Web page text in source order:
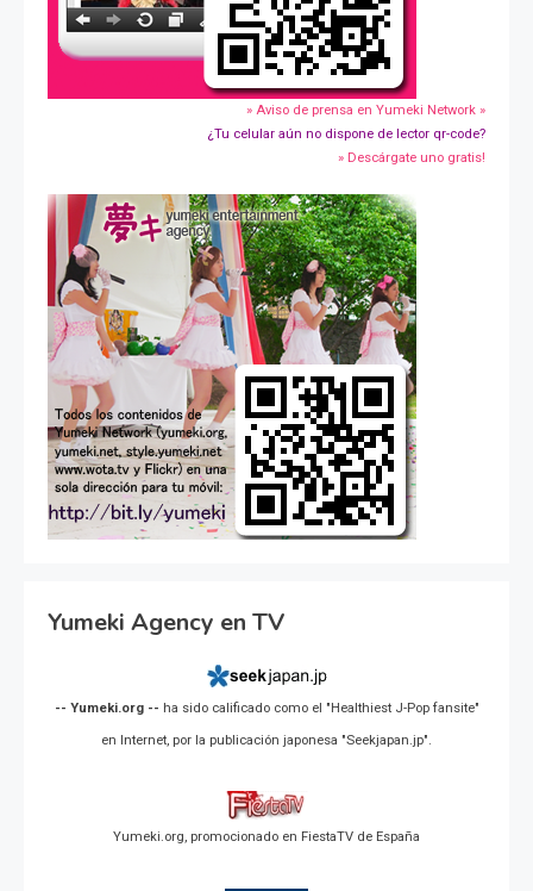
» Aviso de prensa en Yumeki Network »
¿Tu celular aún no dispone de lector qr-code?
» Descárgate uno gratis!
Yumeki Agency en TV
-- Yumeki.org -- ha sido calificado como el "Healthiest J-Pop fansite"
en Internet, por la publicación japonesa "Seekjapan.jp".
Yumeki.org, promocionado en FiestaTV de España